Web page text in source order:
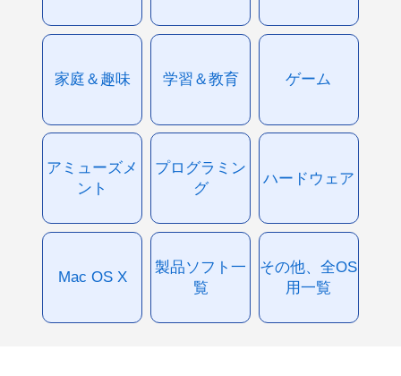
家庭＆趣味 学習＆教育 ゲーム
アミューズメ
ント
プログラミン
グ
ハードウェア
Mac OS X
製品ソフト一
覧
その他、全OS
用一覧